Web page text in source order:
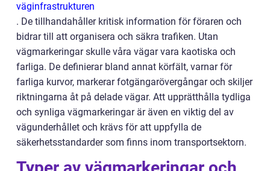
väginfrastrukturen
. De tillhandahåller kritisk information för föraren och
bidrar till att organisera och säkra trafiken. Utan
vägmarkeringar skulle våra vägar vara kaotiska och
farliga. De definierar bland annat körfält, varnar för
farliga kurvor, markerar fotgängarövergångar och skiljer
riktningarna åt på delade vägar. Att upprätthålla tydliga
och synliga vägmarkeringar är även en viktig del av
vägunderhållet och krävs för att uppfylla de
säkerhetsstandarder som finns inom transportsektorn.